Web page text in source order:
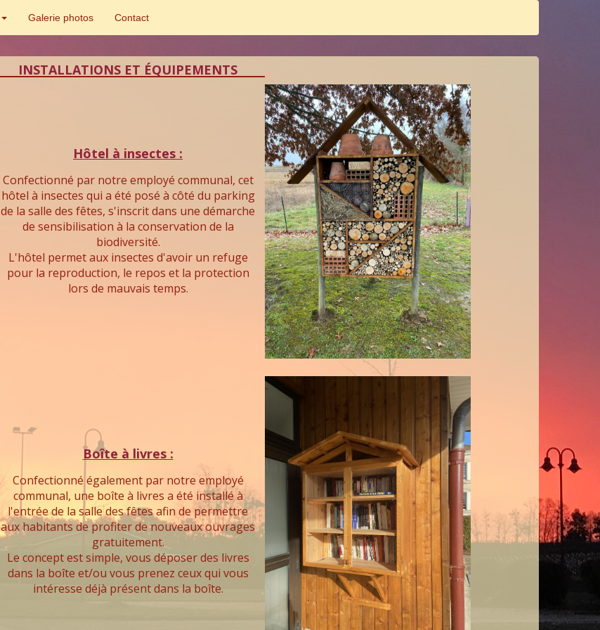
Galerie photos Contact
INSTALLATIONS ET ÉQUIPEMENTS
Hôtel à insectes :
Confectionné par notre employé communal, cet
hôtel à insectes qui a été posé à côté du parking
de la salle des fêtes, s'inscrit dans une démarche
de sensibilisation à la conservation de la
biodiversité.
L'hôtel permet aux insectes d'avoir un refuge
pour la reproduction, le repos et la protection
lors de mauvais temps.
Boîte à livres :
Confectionné également par notre employé
communal, une boîte à livres a été installé à
l'entrée de la salle des fêtes afin de permettre
aux habitants de profiter de nouveaux ouvrages
gratuitement.
Le concept est simple, vous déposer des livres
dans la boîte et/ou vous prenez ceux qui vous
intéresse déjà présent dans la boîte.